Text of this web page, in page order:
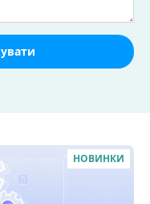
НОВИНКИ